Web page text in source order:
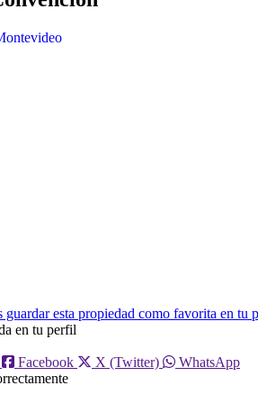
guardar esta propiedad como favorita en tu
en tu perfil
Facebook X (Twitter)
WhatsApp